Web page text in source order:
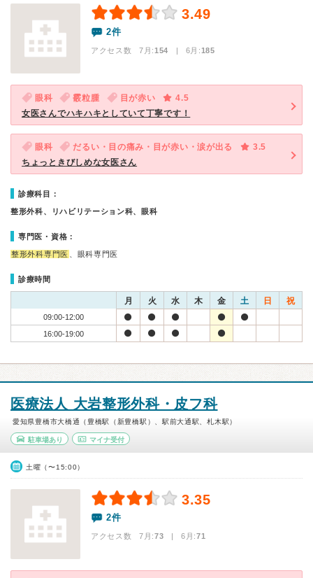
3.49
2件
アクセス数 7月:154 | 6月:185
眼科 霰粒腫 目が赤い
4.5
女医さんでハキハキとしていて丁寧です！
眼科 だるい・目の痛み・目が赤い・涙が出る
3.5
ちょっときびしめな女医さん
診療科目：
整形外科、リハビリテーション科、眼科
専門医・資格：
整形外科専門医 、眼科専門医
診療時間
月 火 水 木 金 土 日 祝
09:00-12:00
16:00-19:00
医療法人 大岩整形外科・皮フ科
愛知県豊橋市大橋通（豊橋駅（新豊橋駅）、駅前大通駅、札木駅）
駐車場あり マイナ受付
土曜（〜15:00）
3.35
2件
アクセス数 7月:73 | 6月:71